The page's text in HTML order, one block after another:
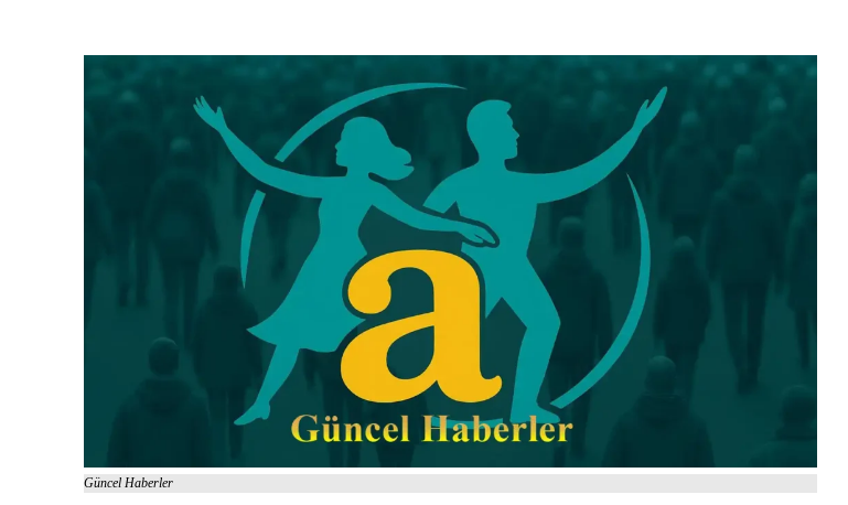
Güncel Haberler